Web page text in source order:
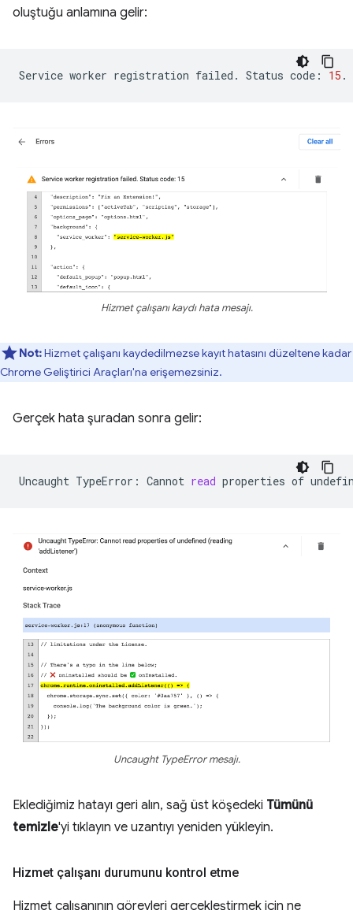
oluştuğu anlamına gelir:
Service worker registration failed. Status code: 15
Hizmet çalışanı kaydı hata mesajı.
Not:Hizmet çalışanı kaydedilmezse kayıt hatasını düzeltene kadar
Chrome Geliştirici Araçları'na erişemezsiniz.
Gerçek hata şuradan sonra gelir:
Uncaught TypeError: Cannot read properties of
Uncaught TypeError mesajı.
Eklediğimiz hatayı geri alın, sağ üst köşedeki Tümünü
temizle'yi tıklayın ve uzantıyı yeniden yükleyin.
Hizmet çalışanı durumunu kontrol etme
Hizmet çalışanının görevleri gerçekleştirmek için ne